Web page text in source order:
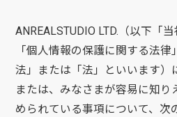
ANREALSTUDIO LTD.（以下「
「個人情報の保護に関する法
法」または「法」といいます）
または、みなさまが容易に知り
められている事項について、次